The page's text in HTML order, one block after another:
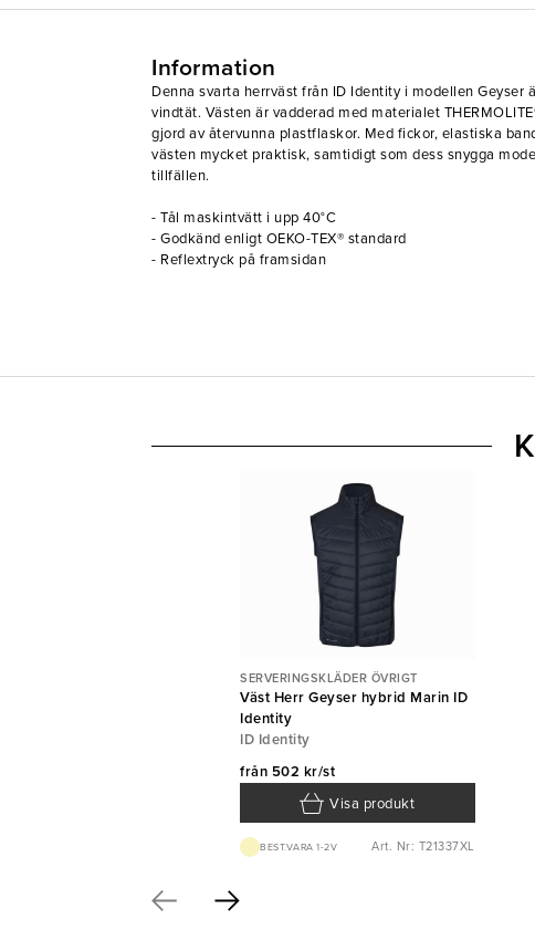
Information
Denna svarta herrväst från ID Identity i modellen Geyser
vindtät. Västen är vadderad med materialet
gjord av återvunna plastflaskor. Med fickor, elastiska
västen mycket praktisk, samtidigt som dess snygga
tillfällen.
- Tål maskintvätt i upp 40°C
- Godkänd enligt OEKO-TEX® standard
- Reflextryck på framsidan
SERVERINGSKLÄDER ÖVRIGT
Väst Herr Geyser hybrid Marin ID
Identity
ID Identity
från 502 kr/st
Visa produkt
BEST.VARA 1-2V Art. Nr: T21337XL